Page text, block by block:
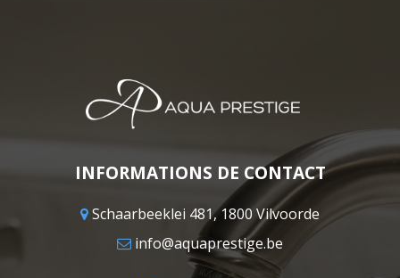
INFORMATIONS DE CONTACT
Schaarbeeklei 481, 1800 Vilvoorde
info@aquaprestige.be